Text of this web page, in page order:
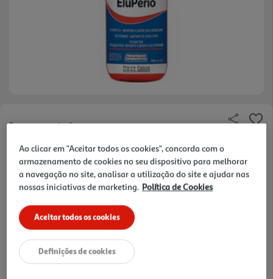
Faça a sua avaliação
47.37 €/Lt
14,21 €
Notas de preparação
Ao clicar em "Aceitar todos os cookies", concorda com o
armazenamento de cookies no seu dispositivo para melhorar
a navegação no site, analisar a utilização do site e ajudar nas
nossas iniciativas de marketing. Política de Cookies
Aceitar todos os cookies
Definições de cookies